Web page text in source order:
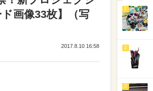
画像33枚】（写
2017.8.10 16:58
1
2
3